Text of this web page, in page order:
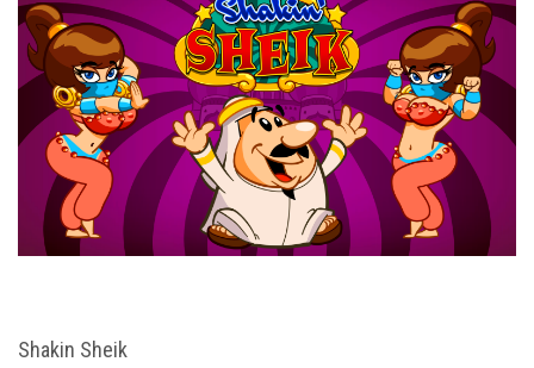
Shakin Sheik